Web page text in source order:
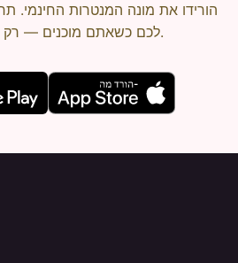
הורידו את מונה המנטרות החינמי.
לכם כשאתם מוכנים — רק 2.99$ לחודש.